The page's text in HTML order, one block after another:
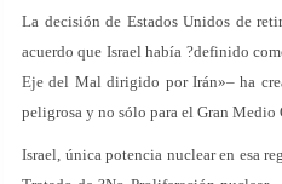
La decisión de Estados Unidos de
acuerdo que Israel había ?definido
Eje del Mal dirigido por Irán»– ha
peligrosa y no sólo para el Gran Medio
Israel, única potencia nuclear en esa